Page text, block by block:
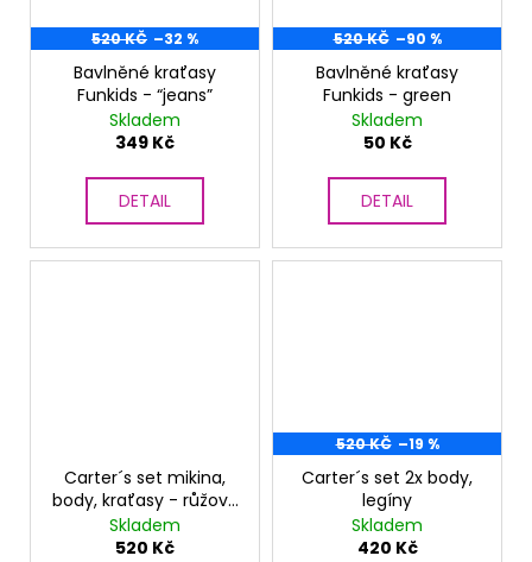
520 KČ –32 %
Bavlněné kraťasy
Funkids - “jeans”
Skladem
349 Kč
DETAIL
520 KČ –90 %
Bavlněné kraťasy
Funkids - green
Skladem
50 Kč
DETAIL
Carter´s set mikina,
body, kraťasy - růžový
9m
Skladem
520 Kč
520 KČ –19 %
Carter´s set 2x body,
legíny
Skladem
420 Kč